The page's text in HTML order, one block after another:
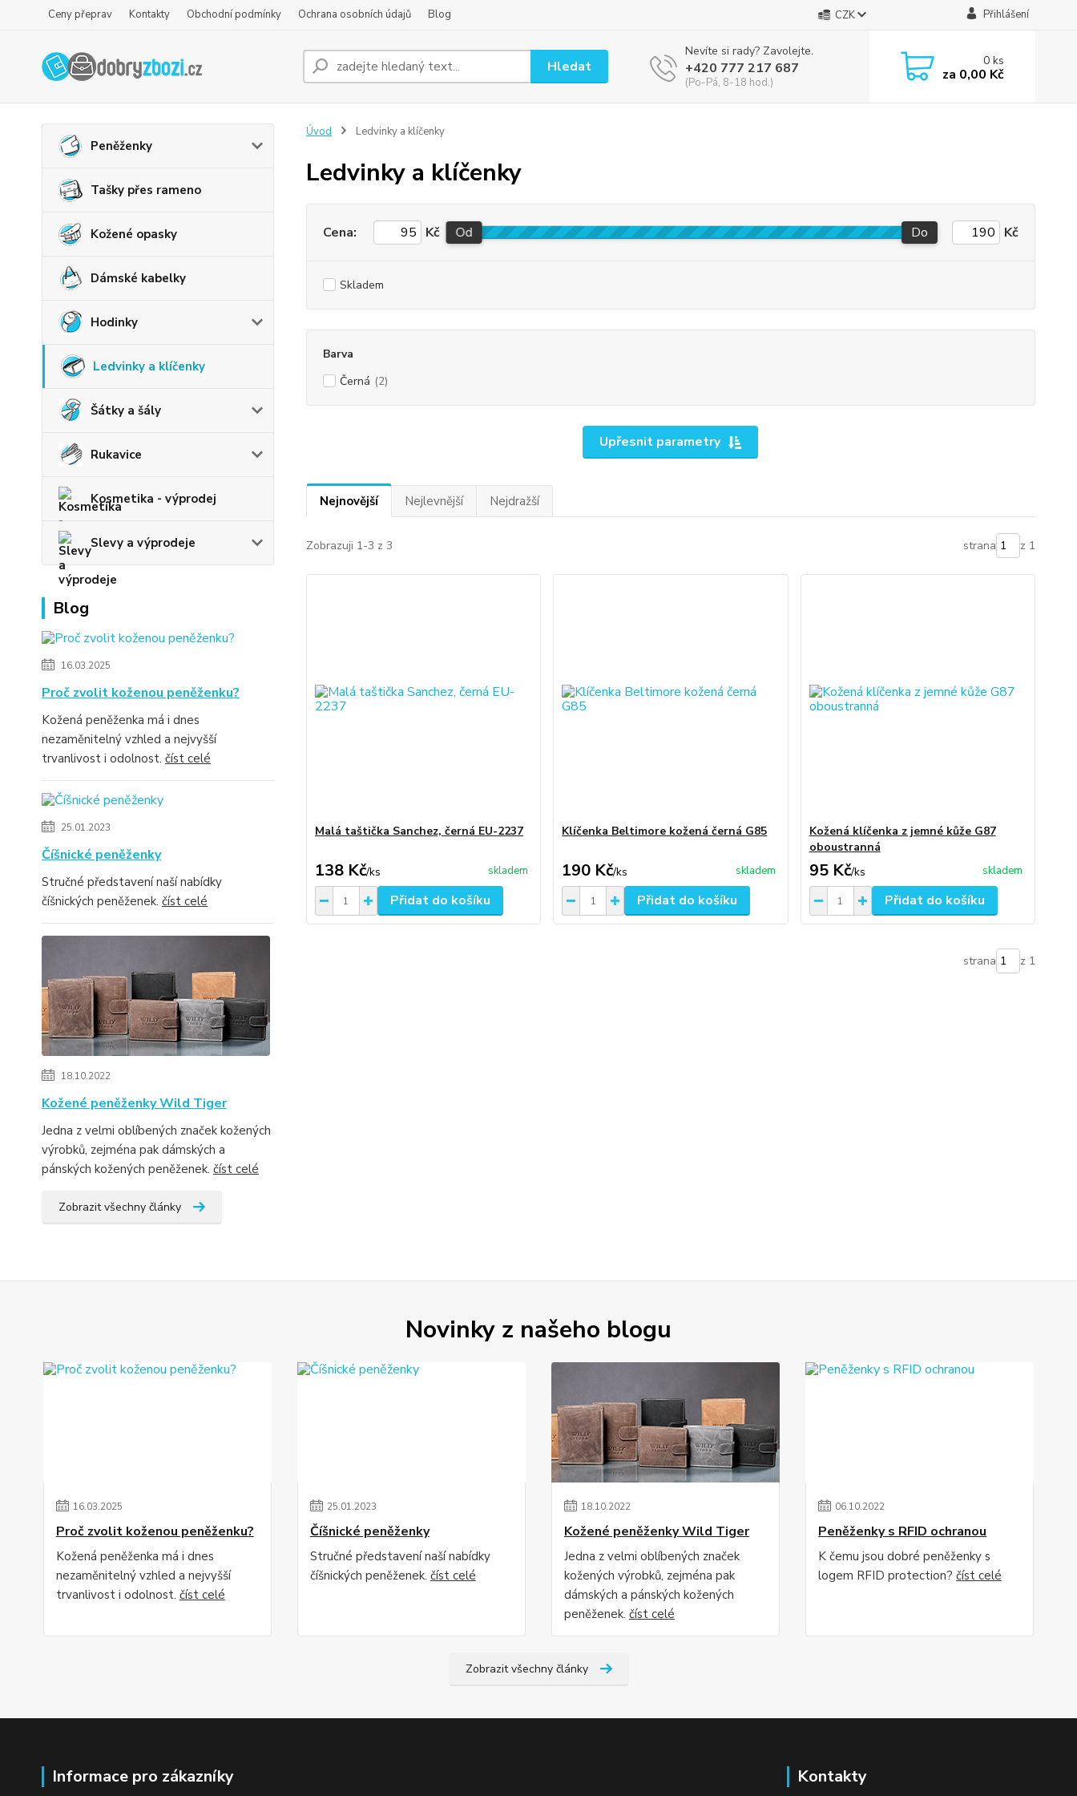
Ceny přeprav Kontakty Obchodní podmínky Ochrana osobních údajů Blog CZK Přihlášení
Hledat
Nevíte si rady? Zavolejte.
+420 777 217 687
(Po-Pá, 8-18 hod.)
0ks
za 0,00 Kč
Peněženky
Tašky přes rameno
Kožené opasky
Dámské kabelky
Hodinky
Ledvinky a klíčenky
Šátky a šály
Rukavice
Kosmetika - výprodej
Slevy a výprodeje
Blog
16.03.2025
Proč zvolit koženou peněženku?
Kožená peněženka má i dnes
nezaměnitelný vzhled a nejvyšší
trvanlivost i odolnost. číst celé
25.01.2023
Číšnické peněženky
Stručné představení naší nabídky
číšnických peněženek. číst celé
18.10.2022
Kožené peněženky Wild Tiger
Jedna z velmi oblíbených značek kožených
výrobků, zejména pak dámských a
pánských kožených peněženek. číst celé
Zobrazit všechny články
Úvod Ledvinky a klíčenky
Ledvinky a klíčenky
Upřesnit parametry
Cena: Kč Od Do Kč
Skladem
Barva
Černá (2)
Nejnovější Nejlevnější Nejdražší
Zobrazuji 1-3 z 3 strana z 1
Malá taštička Sanchez, černá EU-2237
138 Kč/ks skladem
Přidat do košíku
Klíčenka Beltimore kožená černá G85
190 Kč/ks skladem
Přidat do košíku
Kožená klíčenka z jemné kůže G87
oboustranná
95 Kč/ks skladem
Přidat do košíku
strana z 1
Novinky z našeho blogu
16.03.2025
Proč zvolit koženou peněženku?
Kožená peněženka má i dnes
nezaměnitelný vzhled a nejvyšší
trvanlivost i odolnost. číst celé
25.01.2023
Číšnické peněženky
Stručné představení naší nabídky
číšnických peněženek. číst celé
18.10.2022
Kožené peněženky Wild Tiger
Jedna z velmi oblíbených značek
kožených výrobků, zejména pak
dámských a pánských kožených
peněženek. číst celé
06.10.2022
Peněženky s RFID ochranou
K čemu jsou dobré peněženky s
logem RFID protection?číst celé
Zobrazit všechny články
Informace pro zákazníky Kontakty